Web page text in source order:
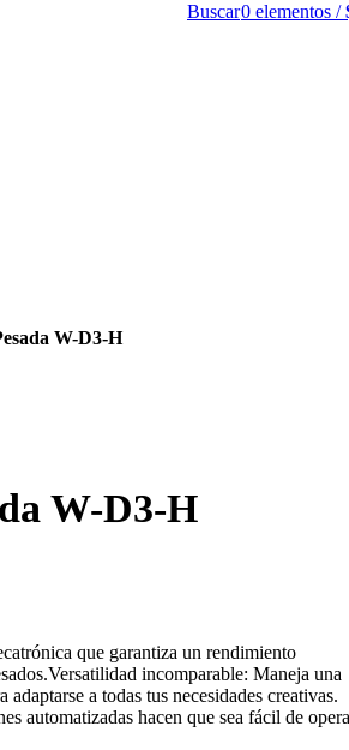
Buscar0 elementos /
W-D3-H
W-D3-H
que garantiza un rendimiento
incomparable: Maneja una
a todas tus necesidades creativas.
automatizadas hacen que sea fácil de